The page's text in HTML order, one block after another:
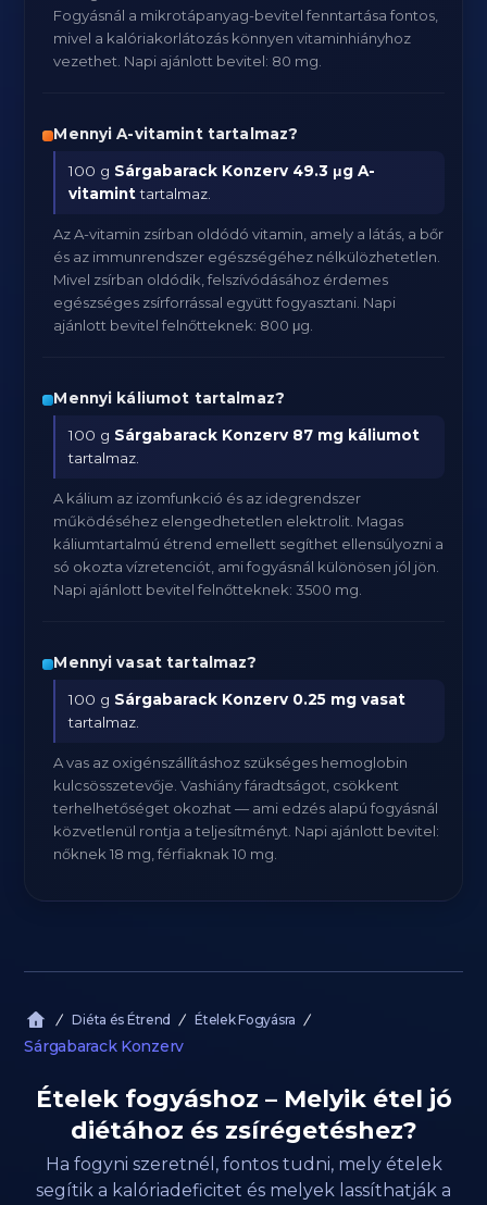
Fogyásnál a mikrotápanyag-bevitel fenntartása fontos,
mivel a kalóriakorlátozás könnyen vitaminhiányhoz
vezethet. Napi ajánlott bevitel: 80 mg.
Mennyi A-vitamint tartalmaz?
100 g Sárgabarack Konzerv 49.3 μg A-
vitaminttartalmaz.
Az A-vitamin zsírban oldódó vitamin, amely a látás, a bőr
és az immunrendszer egészségéhez nélkülözhetetlen.
Mivel zsírban oldódik, felszívódásához érdemes
egészséges zsírforrással együtt fogyasztani. Napi
ajánlott bevitel felnőtteknek: 800 μg.
Mennyi káliumot tartalmaz?
100 g Sárgabarack Konzerv 87 mg káliumot
tartalmaz.
A kálium az izomfunkció és az idegrendszer
működéséhez elengedhetetlen elektrolit. Magas
káliumtartalmú étrend emellett segíthet ellensúlyozni a
só okozta vízretenciót, ami fogyásnál különösen jól jön.
Napi ajánlott bevitel felnőtteknek: 3500 mg.
Mennyi vasat tartalmaz?
100 g Sárgabarack Konzerv 0.25 mg vasat
tartalmaz.
A vas az oxigénszállításhoz szükséges hemoglobin
kulcsösszetevője. Vashiány fáradtságot, csökkent
terhelhetőséget okozhat — ami edzés alapú fogyásnál
közvetlenül rontja a teljesítményt. Napi ajánlott bevitel:
nőknek 18 mg, férfiaknak 10 mg.
Diéta és Étrend Ételek Fogyásra
Sárgabarack Konzerv
Ételek fogyáshoz – Melyik étel jó
diétához és zsírégetéshez?
Ha fogyni szeretnél, fontos tudni, mely ételek
segítik a kalóriadeficitet és melyek lassíthatják a